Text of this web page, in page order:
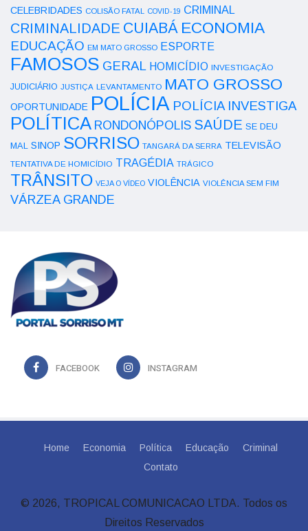
CELEBRIDADES COLISÃO FATAL COVID-19 CRIMINAL
CRIMINALIDADE CUIABÁ ECONOMIA
EDUCAÇÃO EM MATO GROSSO ESPORTE
FAMOSOS GERAL HOMICÍDIO INVESTIGAÇÃO
JUDICIÁRIO JUSTIÇA LEVANTAMENTO MATO GROSSO
OPORTUNIDADE POLÍCIA POLÍCIA INVESTIGA
POLÍTICA RONDONÓPOLIS SAÚDE SE DEU
MAL SINOP SORRISO TANGARÁ DA SERRA TELEVISÃO
TENTATIVA DE HOMICÍDIO TRAGÉDIA TRÁGICO
TRÂNSITO VEJA O VÍDEO VIOLÊNCIA VIOLÊNCIA SEM FIM
VÁRZEA GRANDE
FACEBOOK INSTAGRAM
Home Economia Política Educação
Criminal
Contato
© 2026, TROPICAL COMUNICACAO LTDA. Todos os
Direitos Reservados